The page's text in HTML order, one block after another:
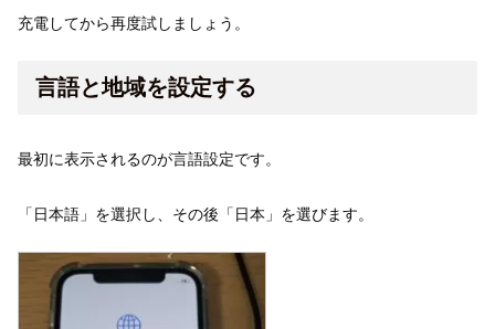
充電してから再度試しましょう。
言語と地域を設定する
最初に表示されるのが言語設定です。
「日本語」を選択し、その後「日本」を選びます。